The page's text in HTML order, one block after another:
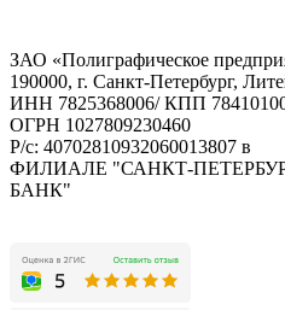
ЗАО «Полиграфическое
190000, г. Санкт-Петербург,
ИНН 7825368006/ КПП
ОГРН 1027809230460
Р/с: 40702810932060013807 в
ФИЛИАЛЕ "САНКТ-
БАНК"